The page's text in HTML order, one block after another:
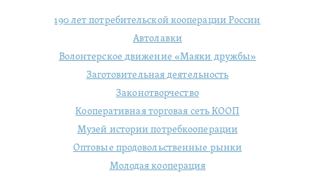
190 лет потребительской кооперации России
Автолавки
Волонтерское движение «Маяки дружбы»
Заготовительная деятельность
Законотворчество
Кооперативная торговая сеть КООП
Музей истории потребкооперации
Оптовые продовольственные рынки
Молодая кооперация